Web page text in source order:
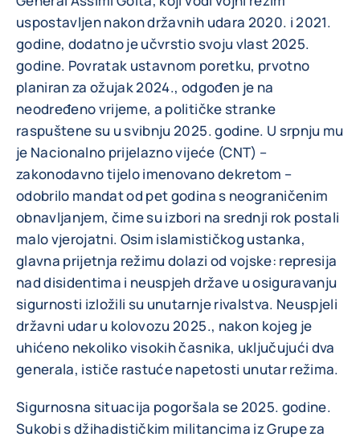
uspostavljen nakon državnih udara 2020. i 2021.
godine, dodatno je učvrstio svoju vlast 2025.
godine. Povratak ustavnom poretku, prvotno
planiran za ožujak 2024., odgođen je na
neodređeno vrijeme, a političke stranke
raspuštene su u svibnju 2025. godine. U srpnju mu
je Nacionalno prijelazno vijeće (CNT) –
zakonodavno tijelo imenovano dekretom –
odobrilo mandat od pet godina s neograničenim
obnavljanjem, čime su izbori na srednji rok postali
malo vjerojatni. Osim islamističkog ustanka,
glavna prijetnja režimu dolazi od vojske: represija
nad disidentima i neuspjeh države u osiguravanju
sigurnosti izložili su unutarnje rivalstva. Neuspjeli
državni udar u kolovozu 2025., nakon kojeg je
uhićeno nekoliko visokih časnika, uključujući dva
generala, ističe rastuće napetosti unutar režima.
Sigurnosna situacija pogoršala se 2025. godine.
Sukobi s džihadističkim militancima iz Grupe za